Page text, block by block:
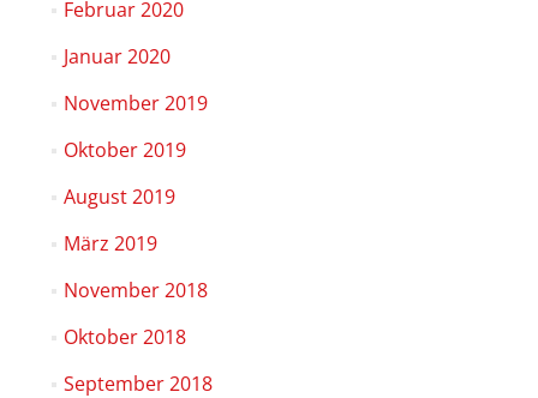
Februar 2020
Januar 2020
November 2019
Oktober 2019
August 2019
März 2019
November 2018
Oktober 2018
September 2018